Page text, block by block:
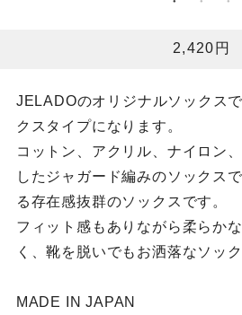
2,420円
JELADOのオリジナルソックス
クスタイプになります。
コットン、アクリル、ナイロン
したジャガード編みのソックス
る存在感抜群のソックスです。
フィット感もありながら柔らか
く、靴を脱いでもお洒落なソック
MADE IN JAPAN